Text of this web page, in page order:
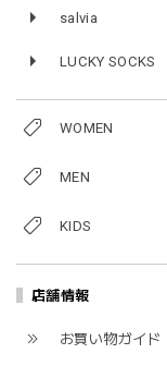
salvia
LUCKY SOCKS
WOMEN
MEN
KIDS
店舗情報
お買い物ガイド